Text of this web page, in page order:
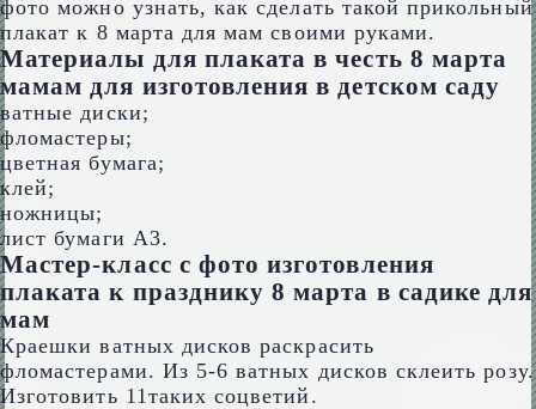
фото можно узнать, как сделать такой прикольный
плакат к 8 марта для мам своими руками.
Материалы для плаката в честь 8 марта
мамам для изготовления в детском саду
ватные диски;
фломастеры;
цветная бумага;
клей;
ножницы;
лист бумаги А3.
Мастер-класс с фото изготовления
плаката к празднику 8 марта в садике для
мам
Краешки ватных дисков раскрасить
фломастерами. Из 5-6 ватных дисков склеить розу.
Изготовить 11таких соцветий.